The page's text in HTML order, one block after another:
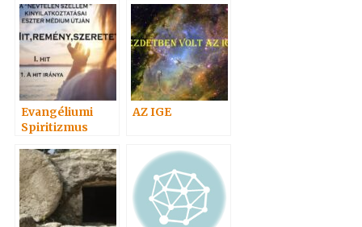
Evangéliumi
Spiritizmus
népszerűségi
sorrendben 2
AZ IGE